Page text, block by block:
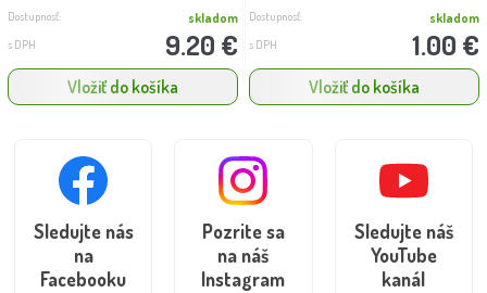
Dostupnosť: skladom
s DPH 9.20 €
Vložiť do košíka
Dostupnosť: skladom
s DPH 1.00 €
Vložiť do košíka
Sledujte nás
na
Facebooku
Pozrite sa
na náš
Instagram
Sledujte náš
YouTube
kanál